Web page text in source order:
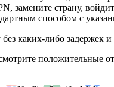
замените страну,
способом с
каких-либо задержек и
положительные